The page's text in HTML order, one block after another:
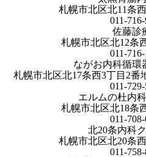
札幌市北区北11条
011-716-
佐藤診
札幌市北区北12条
011-
ながお内科循環
札幌市北区北17条西3丁目2番
011-
エルムの杜内
札幌市北区北18条
011-
北20条内科
札幌市北区北20条
011-